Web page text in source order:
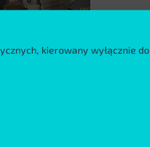
kierowany wyłącznie do